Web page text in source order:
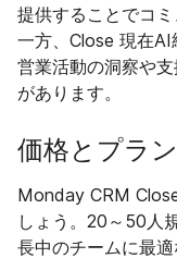
提供することでコ
一方、Close 現在AI
営業活動の洞察や
があります。
価格とプラ
Monday CRM
しょう。20～50人
長中のチームに最